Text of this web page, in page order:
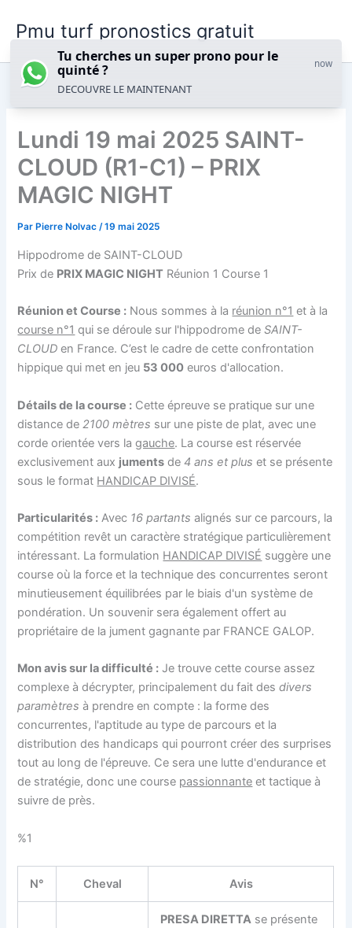
Pmu turf pronostics gratuit
Lundi 19 mai 2025 SAINT-
CLOUD (R1-C1) – PRIX
MAGIC NIGHT
Par Pierre Nolvac/19 mai 2025
Hippodrome de SAINT-CLOUD
Prix de PRIX MAGIC NIGHT Réunion 1 Course 1
Réunion et Course : Nous sommes à la réunion n°1 et à la
course n°1 qui se déroule sur l'hippodrome deSAINT-
CLOUD en France. C’est le cadre de cette confrontation
hippique qui met en jeu 53 000 euros d'allocation.
Détails de la course : Cette épreuve se pratique sur une
distance de 2100 mètres sur une piste de plat, avec une
corde orientée vers lagauche. La course est réservée
exclusivement aux juments de4 ans et plus et se présente
sous le format HANDICAP DIVISÉ.
Particularités : Avec 16 partants alignés sur ce parcours, la
compétition revêt un caractère stratégique particulièrement
intéressant. La formulation HANDICAP DIVISÉ suggère une
course où la force et la technique des concurrentes seront
minutieusement équilibrées par le biais d'un système de
pondération. Un souvenir sera également offert au
propriétaire de la jument gagnante par FRANCE GALOP.
Mon avis sur la difficulté : Je trouve cette course assez
complexe à décrypter, principalement du fait desdivers
paramètres à prendre en compte : la forme des
concurrentes, l'aptitude au type de parcours et la
distribution des handicaps qui pourront créer des surprises
tout au long de l'épreuve. Ce sera une lutte d'endurance et
de stratégie, donc une course passionnante et tactique à
suivre de près.
%1
N° Cheval Avis
PRESA DIRETTA se présente
Tu cherches un super prono pour le
quinté ?
now
DECOUVRE LE MAINTENANT